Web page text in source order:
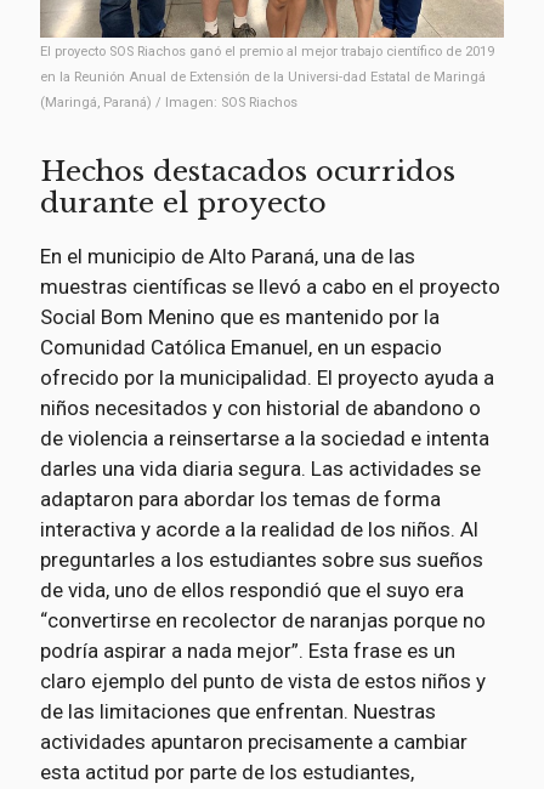
El proyecto SOS Riachos ganó el premio al mejor trabajo científico de 2019
en la Reunión Anual de Extensión de la Universi-dad Estatal de Maringá
(Maringá, Paraná) / Imagen: SOS Riachos
Hechos destacados ocurridos
durante el proyecto
En el municipio de Alto Paraná, una de las
muestras científicas se llevó a cabo en el proyecto
Social Bom Menino que es mantenido por la
Comunidad Católica Emanuel, en un espacio
ofrecido por la municipalidad. El proyecto ayuda a
niños necesitados y con historial de abandono o
de violencia a reinsertarse a la sociedad e intenta
darles una vida diaria segura. Las actividades se
adaptaron para abordar los temas de forma
interactiva y acorde a la realidad de los niños. Al
preguntarles a los estudiantes sobre sus sueños
de vida, uno de ellos respondió que el suyo era
“convertirse en recolector de naranjas porque no
podría aspirar a nada mejor”. Esta frase es un
claro ejemplo del punto de vista de estos niños y
de las limitaciones que enfrentan. Nuestras
actividades apuntaron precisamente a cambiar
esta actitud por parte de los estudiantes,